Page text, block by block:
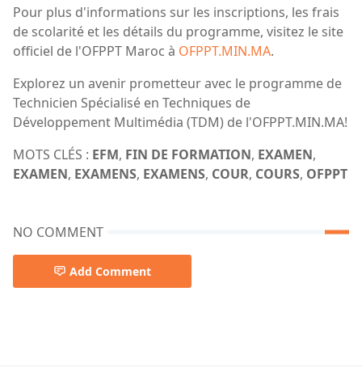
Pour plus d'informations sur les inscriptions, les frais
de scolarité et les détails du programme, visitez le site
officiel de l'OFPPT Maroc à OFPPT.MIN.MA.
Explorez un avenir prometteur avec le programme de
Technicien Spécialisé en Techniques de
Développement Multimédia (TDM) de l'OFPPT.MIN.MA!
MOTS CLÉS : EFM, FIN DE FORMATION, EXAMEN,
EXAMEN, EXAMENS, EXAMENS, COUR, COURS, OFPPT
NO COMMENT
Add Comment